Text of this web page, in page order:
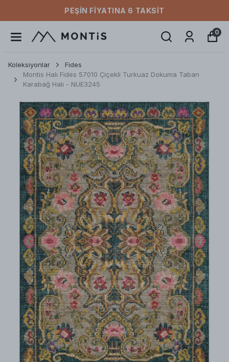
PEŞIN FIYATINA 6 TAKSIT
0
Koleksiyonlar
Fides
Montis Halı Fides 57010 Çiçekli Turkuaz Dokuma Taban
Karabağ Halı - NUE3245